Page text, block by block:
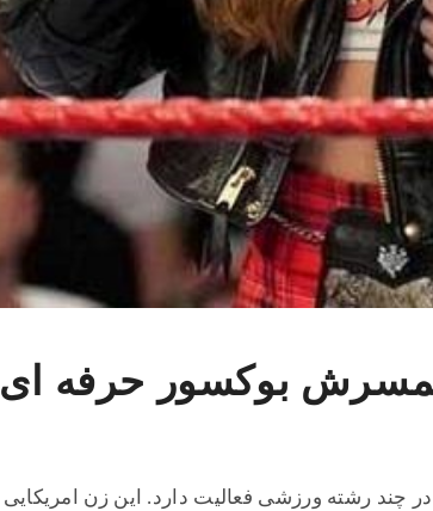
همسرش بوکسور حرفه ای
چند رشته ورزشی فعالیت دارد. این زن امریکایی